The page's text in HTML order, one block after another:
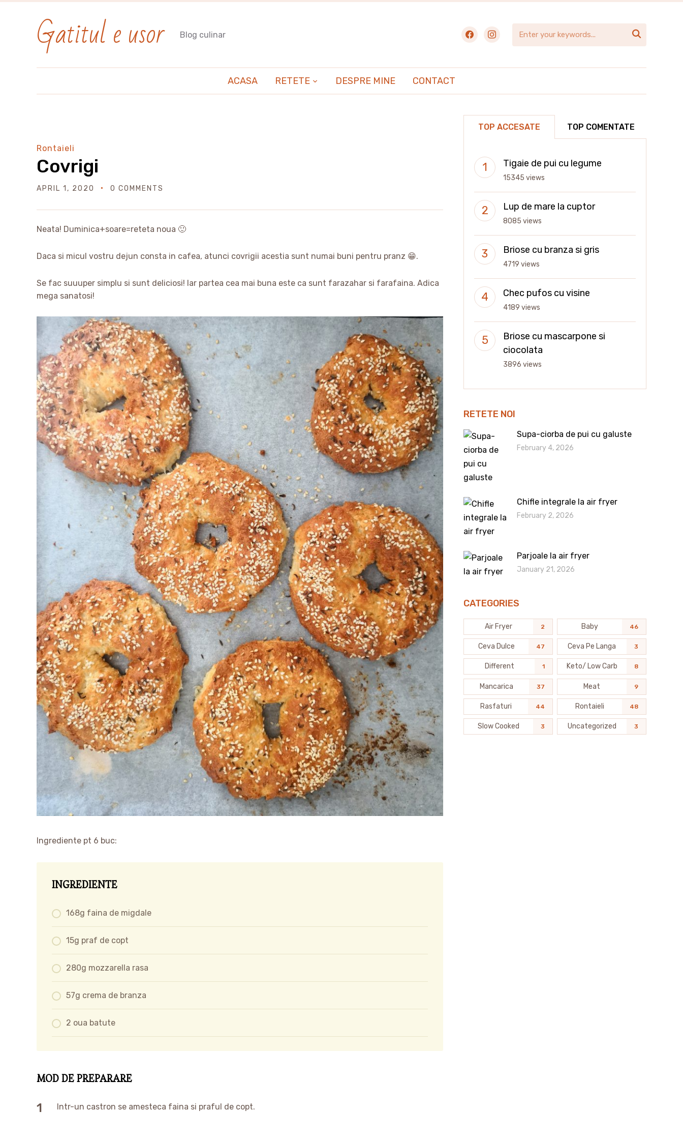
Gatitul e usor Blog culinar facebookinstagram 
ACASA RETETE DESPRE MINE CONTACT
Rontaieli
Covrigi
APRIL 1, 2020 0 COMMENTS
Neata! Duminica+soare=reteta noua 🙂
Daca si micul vostru dejun consta in cafea, atunci covrigii acestia sunt numai buni pentru pranz 😁.
Se fac suuuper simplu si sunt deliciosi! Iar partea cea mai buna este ca sunt farazahar si farafaina. Adica
mega sanatosi!
Ingrediente pt 6 buc:
INGREDIENTE
168g faina de migdale
15g praf de copt
280g mozzarella rasa
57g crema de branza
2 oua batute
MOD DE PREPARARE
Intr-un castron se amesteca faina si praful de copt.
TOP ACCESATE TOP COMENTATE
Tigaie de pui cu legume
15345 views
Lup de mare la cuptor
8085 views
Briose cu branza si gris
4719 views
Chec pufos cu visine
4189 views
Briose cu mascarpone si
ciocolata
3896 views
RETETE NOI
Supa-ciorba de pui cu galuste
February 4, 2026
Chifle integrale la air fryer
February 2, 2026
Parjoale la air fryer
January 21, 2026
CATEGORIES
Air Fryer 2 Baby 46
Ceva Dulce 47 Ceva Pe Langa 3
Different 1 Keto/ Low Carb 8
Mancarica 37 Meat 9
Rasfaturi 44 Rontaieli 48
Slow Cooked 3 Uncategorized 3